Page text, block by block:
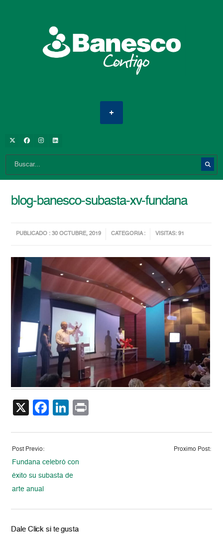
blog-banesco-subasta-xv-fundana
PUBLICADO : 30 OCTUBRE, 2019 CATEGORIA : VISITAS: 91
X Facebook
LinkedIn
Post Previo:
Fundana celebró con
éxito su subasta de
arte anual
Proximo Post:
Dale Click si te gusta